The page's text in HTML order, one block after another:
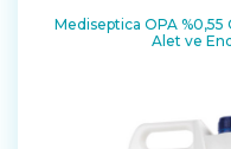
Mediseptica OPA
Alet ve